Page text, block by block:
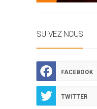
SUIVEZ NOUS
FACEBOOK
TWITTER